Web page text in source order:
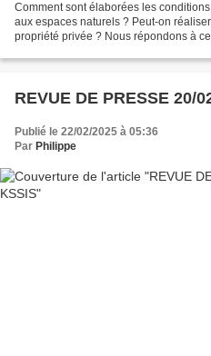
Comment sont élaborées les
aux espaces naturels ? Peut-on
propriété privée ? Nous répondons à
REVUE DE PRESSE 20/
Publié le 22/02/2025 à 05:36
Par Philippe